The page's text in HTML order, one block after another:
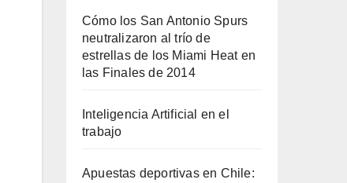
Cómo los San Antonio Spurs
neutralizaron al trío de
estrellas de los Miami Heat en
las Finales de 2014
Inteligencia Artificial en el
trabajo
Apuestas deportivas en Chile: